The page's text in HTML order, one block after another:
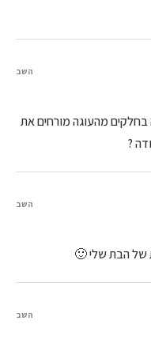
בחלקים מהעוגה מורחים את
?
השב
של הבת שלי 🙂
השב
השב